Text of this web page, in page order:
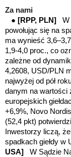
Za nami
● [RPP, PLN] W
powołując się na
ma wynieść
1,9-4,0 proc., co
zależne od
4,2608, USD/PLN
najwyżej od pół
danym na wartości
europejskich
+6,9%, Novo
(52,4 pkt)
Inwestorzy liczą,
spadkach giełdy
USA] W Sądzie